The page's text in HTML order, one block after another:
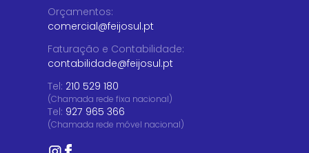
Orçamentos:
comercial@feijosul.pt
Faturação e Contabilidade:
contabilidade@feijosul.pt
Tel: 210 529 180
(Chamada rede fixa nacional)
Tel: 927 965 366
(Chamada rede móvel nacional)